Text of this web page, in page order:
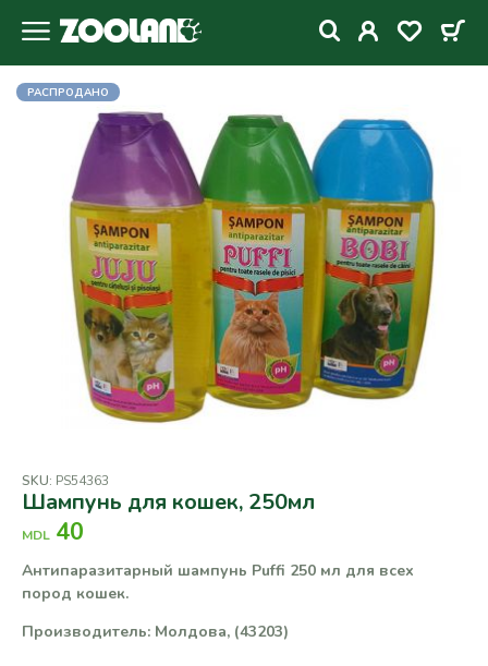
РАСПРОДАНО
SKU: PS54363
Шампунь для кошек, 250мл
MDL 40
Антипаразитарный шампунь Puffi 250 мл для всех
пород кошек.
Производитель: Молдова, (43203)